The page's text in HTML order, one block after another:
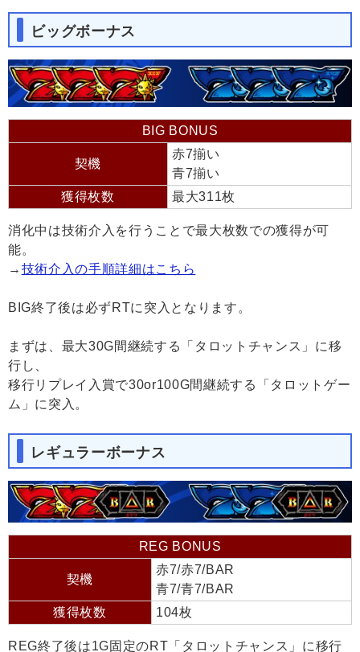
ビッグボーナス
BIG BONUS
契機
赤7揃い
青7揃い
獲得枚数
最大311枚
消化中は技術介入を行うことで最大枚数での獲得が可
能。
→ 技術介入の手順詳細はこちら
BIG終了後は必ずRTに突入となります。
まずは、最大30G間継続する「タロットチャンス」に移
行し、
移行リプレイ入賞で30or100G間継続する「タロットゲー
ム」に突入。
レギュラーボーナス
REG BONUS
契機
赤7/赤7/BAR
青7/青7/BAR
獲得枚数
104枚
REG終了後は1G固定のRT「タロットチャンス」に移行